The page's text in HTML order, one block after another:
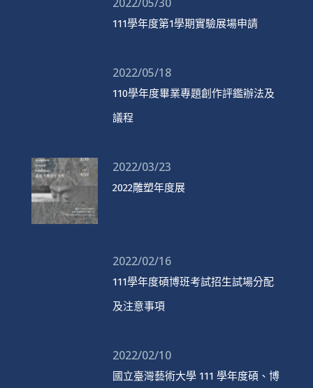
111學年度第1學期實驗展場申請
2022/05/18
110學年度畢業專題創作評鑑辦法及
議程
2022/03/23
2022雕塑年度展
2022/02/16
111學年度碩博班考試招生試場分配
及注意事項
2022/02/10
國立臺灣藝術大學 111 學年度碩、博